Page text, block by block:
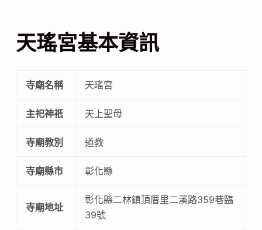
天瑤宮基本資訊
寺廟名稱 天瑤宮
主祀神祇 天上聖母
寺廟教別 道教
寺廟縣市 彰化縣
寺廟地址
彰化縣二林鎮頂厝里二溪路359巷臨
39號